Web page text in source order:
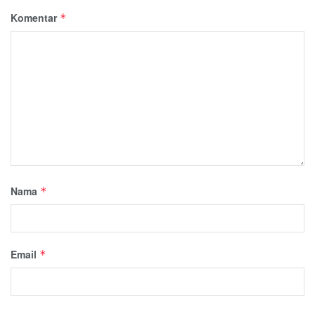
Komentar *
Nama *
Email *